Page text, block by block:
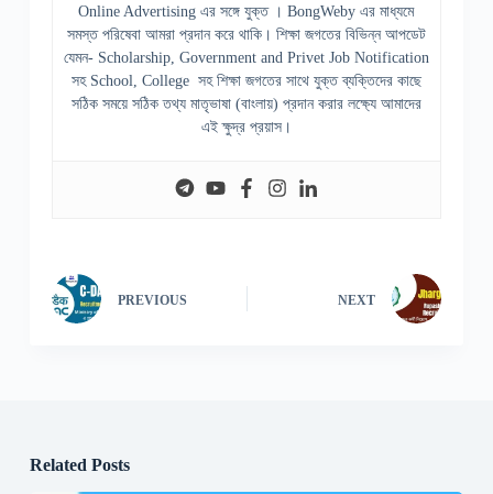
Online Advertising এর সঙ্গে যুক্ত । BongWeby এর মাধ্যমে
সমস্ত পরিষেবা আমরা প্রদান করে থাকি। শিক্ষা জগতের বিভিন্ন আপডেট
যেমন- Scholarship, Government and Privet Job Notification
সহ School, College সহ শিক্ষা জগতের সাথে যুক্ত ব্যক্তিদের কাছে
সঠিক সময়ে সঠিক তথ্য মাতৃভাষা (বাংলায়) প্রদান করার লক্ষ্যে আমাদের
এই ক্ষুদ্র প্রয়াস।
PREVIOUS NEXT
Related Posts